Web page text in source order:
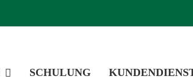
SCHULUNG